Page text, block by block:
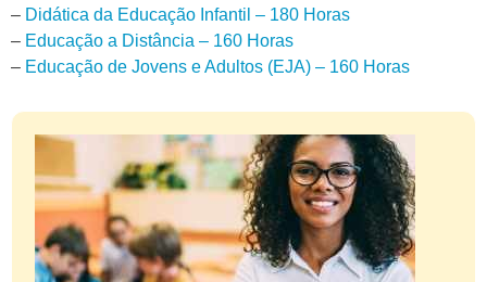
– Didática da Educação Infantil – 180 Horas
– Educação a Distância – 160 Horas
– Educação de Jovens e Adultos (EJA) – 160 Horas